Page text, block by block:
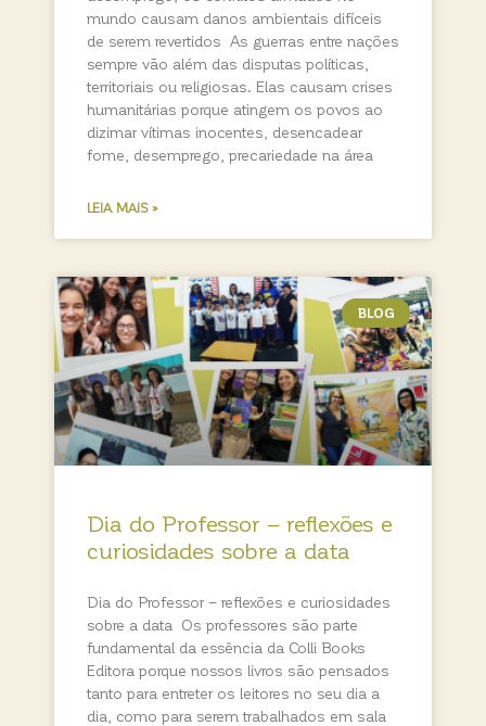
mundo causam danos ambientais difíceis
de serem revertidos As guerras entre nações
sempre vão além das disputas políticas,
territoriais ou religiosas. Elas causam crises
humanitárias porque atingem os povos ao
dizimar vítimas inocentes, desencadear
fome, desemprego, precariedade na área
LEIA MAIS »
BLOG
Dia do Professor – reflexões e
curiosidades sobre a data
Dia do Professor – reflexões e curiosidades
sobre a data Os professores são parte
fundamental da essência da Colli Books
Editora porque nossos livros são pensados
tanto para entreter os leitores no seu dia a
dia, como para serem trabalhados em sala